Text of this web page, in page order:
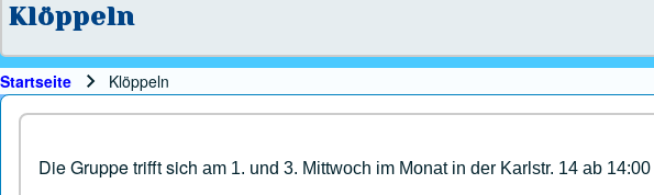
Klöppeln
Pfadnavigation
Startseite Klöppeln
Die Gruppe trifft sich am 1. und 3. Mittwoch im Monat in der Karlstr. 14 ab 14:00